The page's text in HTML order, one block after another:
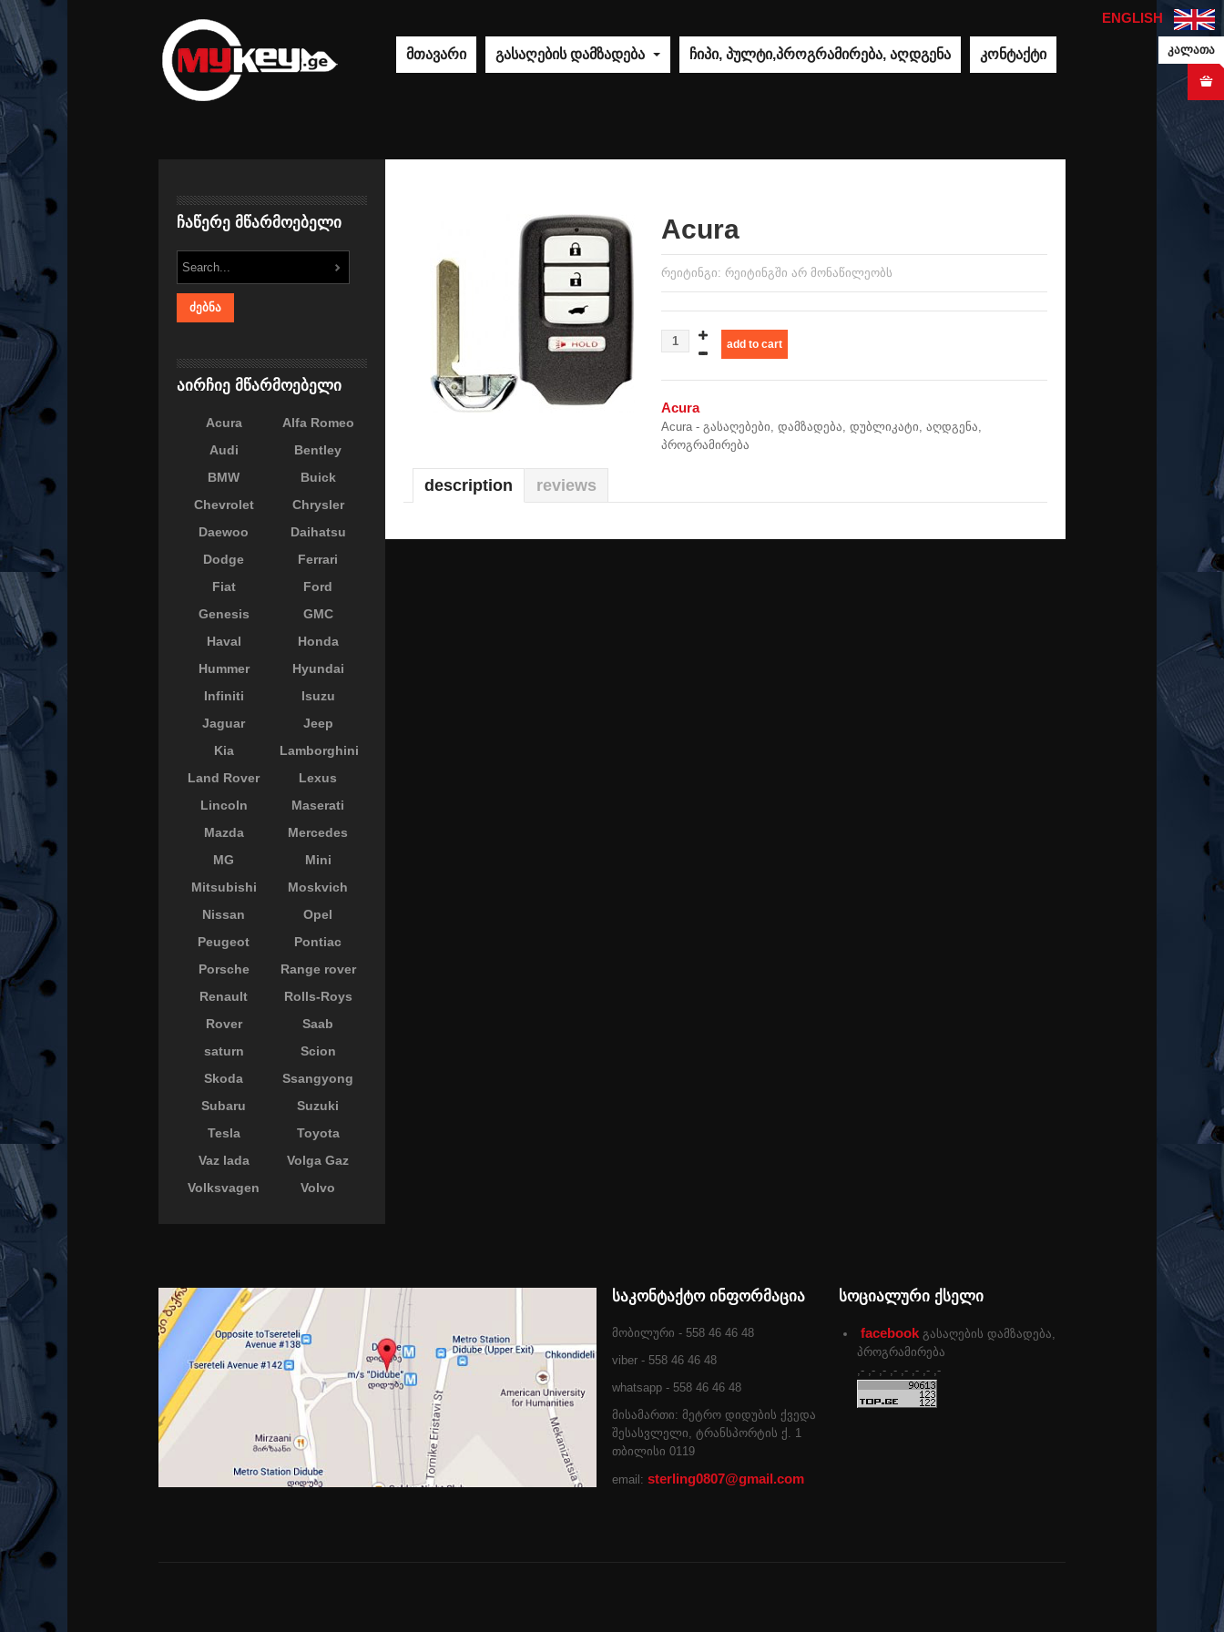
მთავარი გასაღების დამზადება ჩიპი, პულტი,პროგრამირება, აღდგენა კონტაქტი
ENGLISH
კალათა
Acura
რეიტინგი: რეიტინგში არ მონაწილეობს
Acura
Acura - გასაღებები, დამზადება, დუბლიკატი, აღდგენა,
პროგრამირება
description reviews
ჩაწერე მწარმოებელი
აირჩიე მწარმოებელი
Acura
Alfa Romeo
Audi
Bentley
BMW
Buick
Chevrolet
Chrysler
Daewoo
Daihatsu
Dodge
Ferrari
Fiat
Ford
Genesis
GMC
Haval
Honda
Hummer
Hyundai
Infiniti
Isuzu
Jaguar
Jeep
Kia
Lamborghini
Land Rover
Lexus
Lincoln
Maserati
Mazda
Mercedes
MG
Mini
Mitsubishi
Moskvich
Nissan
Opel
Peugeot
Pontiac
Porsche
Range rover
Renault
Rolls-Roys
Rover
Saab
saturn
Scion
Skoda
Ssangyong
Subaru
Suzuki
Tesla
Toyota
Vaz lada
Volga Gaz
Volksvagen
Volvo
საკონტაქტო ინფორმაცია
მობილური - 558 46 46 48
viber - 558 46 46 48
whatsapp - 558 46 46 48
მისამართი: მეტრო დიდუბის ქვედა
შესასვლელი, ტრანსპორტის ქ. 1
თბილისი 0119
email: sterling0807@gmail.com
სოციალური ქსელი
facebook გასაღების დამზადება,
პროგრამირება
,- ,- ,- ,- ,- ,- ,- ,-